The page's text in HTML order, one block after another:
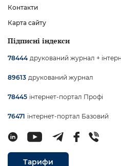
Контакти
Карта сайту
Підписні індекси
78444 друкований журнал +
89613 друкований журнал
78445 інтернет-портал Профі
76471 інтернет-портал Базовий
Тарифи